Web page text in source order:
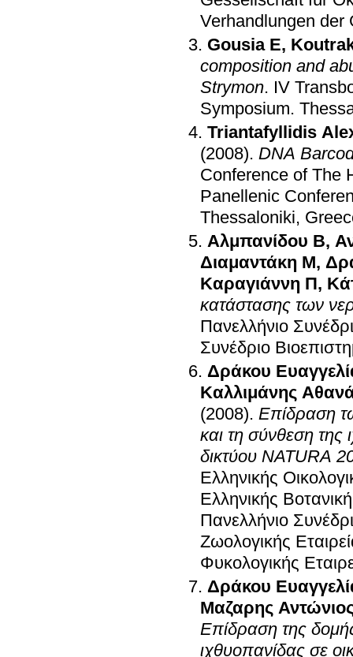
Verhandlungen
Gousia E,
composition and
Strymon. IV
Symposium.
Triantafyllidis
(2008). DNA
Conference of The
Panellenic
Thessaloniki,
Αλμπανίδου Β,
Διαμαντάκη Μ,
Καραγιάννη Π,
κατάστασης των
Πανελλήνιο
Συνέδριο
Δράκου
Καλλιμάνης
(2008). Επίδραση
και τη σύνθεση της
δικτύου NATURA
Ελληνικής
Ελληνικής
Πανελλήνιο
Ζωολογικής
Φυκολογικής
Δράκου
Μαζαρης
Επίδραση της
ιχθυοπανίδας σε